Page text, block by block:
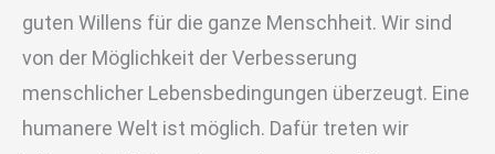
guten Willens für die ganze Menschheit. Wir sind
von der Möglichkeit der Verbesserung
menschlicher Lebensbedingungen überzeugt. Eine
humanere Welt ist möglich. Dafür treten wir